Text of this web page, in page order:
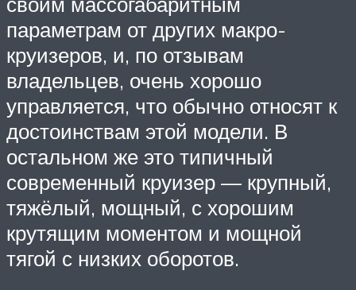
параметрам от других макро-
круизеров, и, по отзывам
владельцев, очень хорошо
управляется, что обычно относят к
достоинствам этой модели. В
остальном же это типичный
современный круизер — крупный,
тяжёлый, мощный, с хорошим
крутящим моментом и мощной
тягой с низких оборотов.